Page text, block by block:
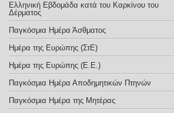
Ελληνική Εβδομάδα κατά του Καρκίνου του
Δέρματος
Παγκόσμια Ημέρα Άσθματος
Ημέρα της Ευρώπης (ΣτΕ)
Ημέρα της Ευρώπης (E.E.)
Παγκόσμια Ημέρα Αποδημητικών Πτηνών
Παγκόσμια Ημέρα της Μητέρας